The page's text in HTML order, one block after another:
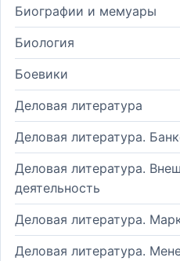
Биографии и мемуары
Биология
Боевики
Деловая литература
Деловая литература.
Деловая литература.
деятельность
Деловая литература.
Деловая литература.